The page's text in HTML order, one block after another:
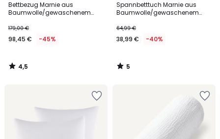
Bettbezug Marnie aus
Baumwolle/gewaschenem
179,00 €
98,45 € -45%
/ 5
4,5
/
Spannbetttuch Marnie aus
Baumwolle/gewaschenem
64,99 €
38,99 € -40%
/
5
5
/